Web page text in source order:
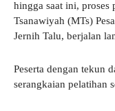
hingga saat ini, proses
Tsanawiyah (MTs)
Jernih Talu, berjalan
Peserta dengan tekun
serangkaian pelatihan